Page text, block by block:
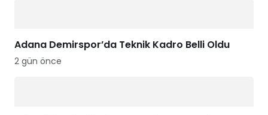
Adana Demirspor’da Teknik Kadro Belli Oldu
2 gün önce